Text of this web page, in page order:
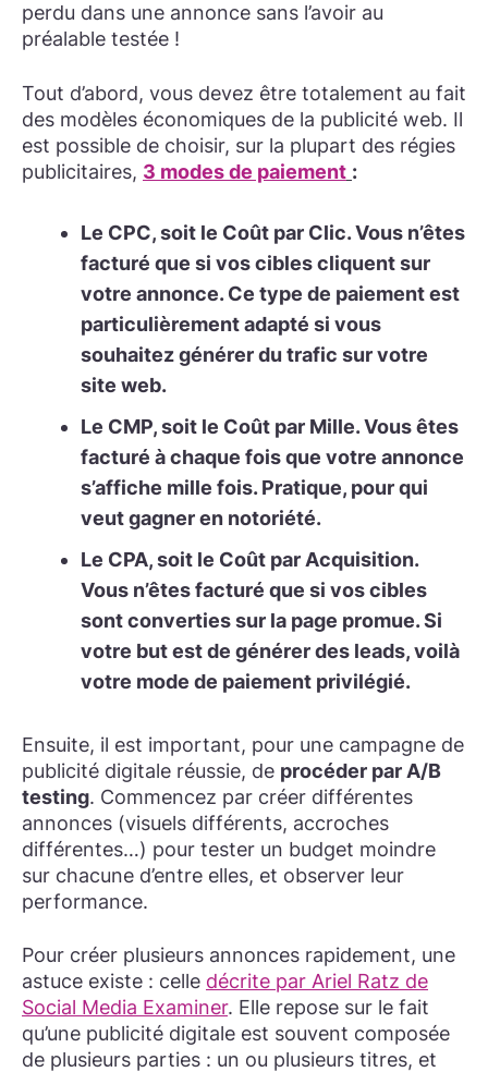
perdu dans une annonce sans l’avoir au
préalable testée !
Tout d’abord, vous devez être totalement au fait
des modèles économiques de la publicité web. Il
est possible de choisir, sur la plupart des régies
publicitaires, 3 modes de paiement :
Le CPC, soit le Coût par Clic.Vous n’êtes
facturé que si vos cibles cliquent sur
votre annonce. Ce type de paiement est
particulièrement adapté si vous
souhaitez générer du trafic sur votre
site web.
Le CMP, soit le Coût par Mille.Vous êtes
facturé à chaque fois que votre annonce
s’affiche mille fois. Pratique, pour qui
veut gagner en notoriété.
Le CPA,soit le Coût par Acquisition.
Vous n’êtes facturé que si vos cibles
sont converties sur la page promue. Si
votre but est de générer des leads, voilà
votre mode de paiement privilégié.
Ensuite, il est important, pour une campagne de
publicité digitale réussie, de procéder par A/B
testing. Commencez par créer différentes
annonces (visuels différents, accroches
différentes…) pour tester un budget moindre
sur chacune d’entre elles, et observer leur
performance.
Pour créer plusieurs annonces rapidement, une
astuce existe : celle décrite par Ariel Ratz de
Social Media Examiner. Elle repose sur le fait
qu’une publicité digitale est souvent composée
de plusieurs parties : un ou plusieurs titres, et